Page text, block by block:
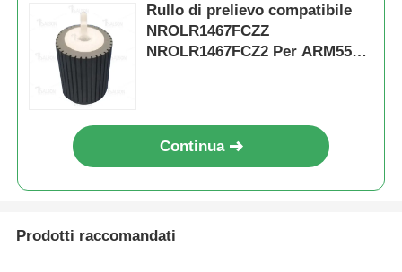
Rullo di prelievo compatibile
NROLR1467FCZZ
NROLR1467FCZ2 Per ARM550
Continua
Prodotti raccomandati